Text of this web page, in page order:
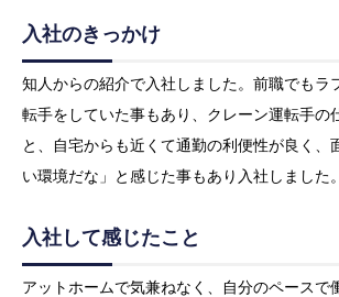
入社のきっかけ
知人からの紹介で入社しました。前職でもラ
転手をしていた事もあり、クレーン運転手の
と、自宅からも近くて通勤の利便性が良く、
い環境だな」と感じた事もあり入社しました。
入社して感じたこと
アットホームで気兼ねなく、自分のペースで